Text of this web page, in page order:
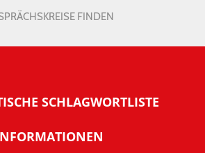
FINDEN
SCHLAGWORTLISTE